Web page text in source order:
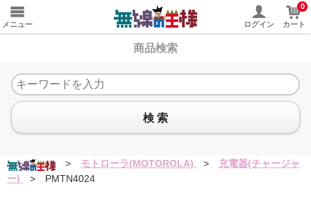
メニュー ログイン
0
カート
商品検索
検 索
> モトローラ(MOTOROLA) >
充電器(チャージャ
ー)
> PMTN4024